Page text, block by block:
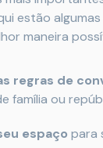
estão
maneira
regras de
família ou
espaço para